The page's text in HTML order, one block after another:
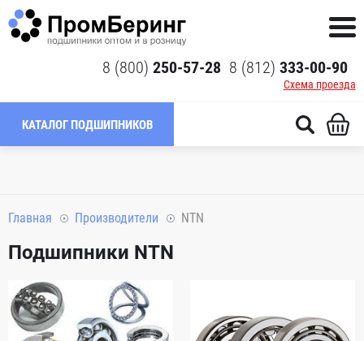
8 (800) 250-57-28 8 (812) 333-00-90
Схема проезда
КАТАЛОГ ПОДШИПНИКОВ
Главная Производители NTN
Подшипники NTN